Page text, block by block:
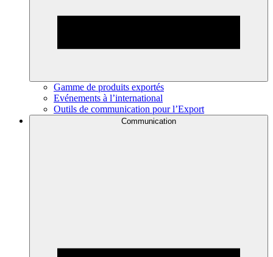
Gamme de produits exportés
Evénements à l’international
Outils de communication pour l’Export
Communication